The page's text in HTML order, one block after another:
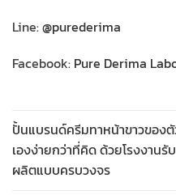
Line:@purederima
Facebook: Pure Derima
ปั้นแบรนด์ครีมทาหน้าขาวของ
เองง่ายกว่าที่คิด ด้วยโรงงานรับ
ผลิตแบบครบวงจร